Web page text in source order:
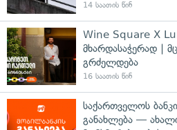
14 საათის წინ
Wine Square X
მხარდასაჭერად |
გრძელდება
16 საათის წინ
საქართველოს
განახლება —